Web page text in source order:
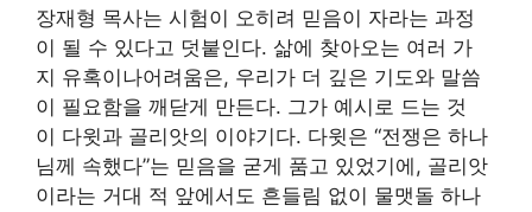
장재형 목사는 시험이 오히려 믿음이 자라는 과정
이 될 수 있다고 덧붙인다. 삶에 찾아오는 여러 가
지 유혹이나어려움은, 우리가 더 깊은 기도와 말씀
이 필요함을 깨닫게 만든다. 그가 예시로 드는 것
이 다윗과 골리앗의 이야기다. 다윗은 “전쟁은 하나
님께 속했다”는 믿음을 굳게 품고 있었기에, 골리앗
이라는 거대 적 앞에서도 흔들림 없이 물맷돌 하나